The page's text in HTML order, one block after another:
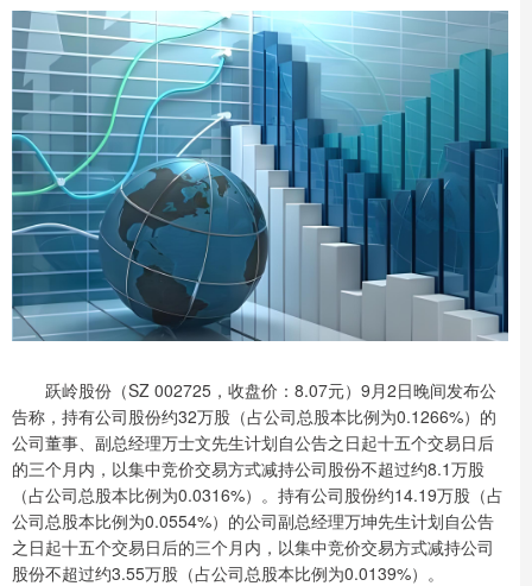
跃岭股份（SZ 002725，收盘价：8.07元）9月2日晚间发布公
告称，持有公司股份约32万股（占公司总股本比例为0.1266%）的
公司董事、副总经理万士文先生计划自公告之日起十五个交易日后
的三个月内，以集中竞价交易方式减持公司股份不超过约8.1万股
（占公司总股本比例为0.0316%）。持有公司股份约14.19万股（占
公司总股本比例为0.0554%）的公司副总经理万坤先生计划自公告
之日起十五个交易日后的三个月内，以集中竞价交易方式减持公司
股份不超过约3.55万股（占公司总股本比例为0.0139%）。